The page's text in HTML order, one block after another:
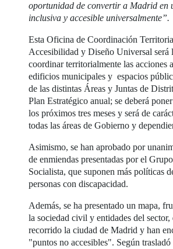
oportunidad de convertir a Madrid en
inclusiva y accesible universalmente”.
Esta Oficina de Coordinación
Accesibilidad y Diseño Universal será
coordinar territorialmente las acciones
edificios municipales y espacios
de las distintas Áreas y Juntas de
Plan Estratégico anual; se deberá
los próximos tres meses y será de
todas las áreas de Gobierno y
Asimismo, se han aprobado por
de enmiendas presentadas por el
Socialista, que suponen más políticas
personas con discapacidad.
Además, se ha presentado un mapa,
la sociedad civil y entidades del sector,
recorrido la ciudad de Madrid y han
"puntos no accesibles". Según